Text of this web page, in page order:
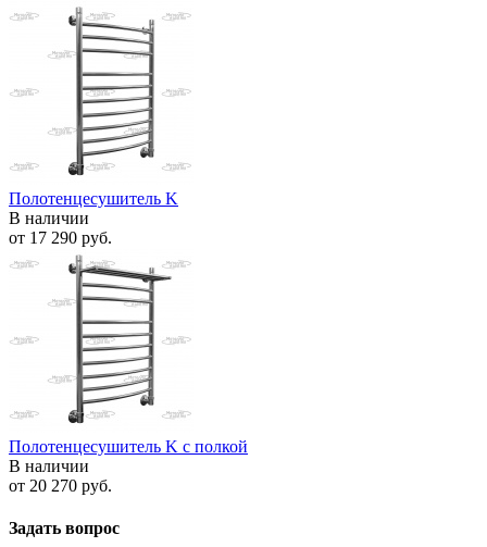
Полотенцесушитель K
В наличии
от 17 290 руб.
Полотенцесушитель K с полкой
В наличии
от 20 270 руб.
Задать вопрос